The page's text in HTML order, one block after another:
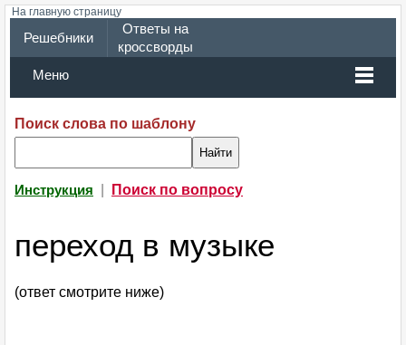
На главную страницу
Решебники
Ответы на
кроссворды
Меню
Поиск слова по шаблону
Инструкция Поиск по вопросу
переход в музыке
(ответ смотрите ниже)